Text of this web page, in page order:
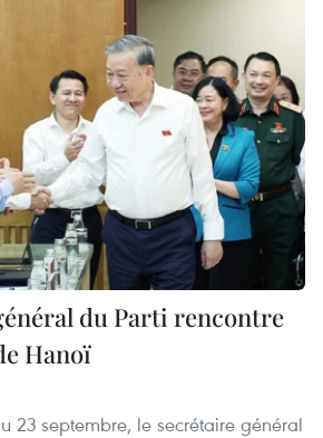
du Parti rencontre
Hanoï
23 septembre, le secrétaire général